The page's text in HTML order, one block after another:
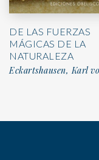
DE LAS FUERZAS
MÁGICAS DE LA
NATURALEZA
Eckartshausen, Karl